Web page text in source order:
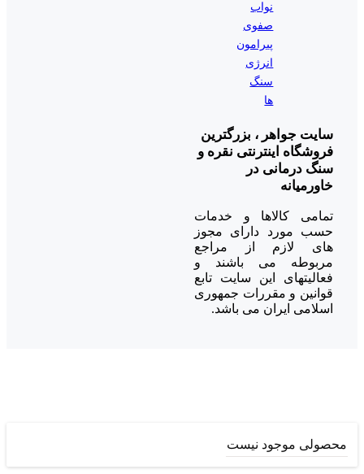
نواب
صفوی
پیرامون
انرژی
سنگ
ها
سایت جواهر ، بزرگترین
فروشگاه اینترنتی نقره و
سنگ درمانی در
خاورمیانه
تمامی کالاها و خدمات
حسب مورد دارای مجوز
های لازم از مراجع
مربوطه می باشند و
فعالیتهای این سایت تابع
قوانین و مقررات جمهوری
اسلامی ایران می باشد.
محصولی موجود نیست